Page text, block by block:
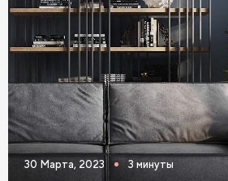
Желтые диваны Красные диваны
Диваны шириной 110 см
Диваны в скандинавском стиле
Белые диваны Бежевые диваны
Голубые диваны Выдвижные диваны
Диваны Пантограф Диваны
30 Марта, 2023 3 минуты